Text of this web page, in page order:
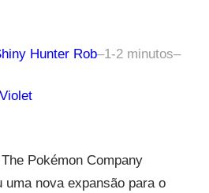
Hunter Rob–1-2 minutos–
Pokémon Company
uma nova expansão para o